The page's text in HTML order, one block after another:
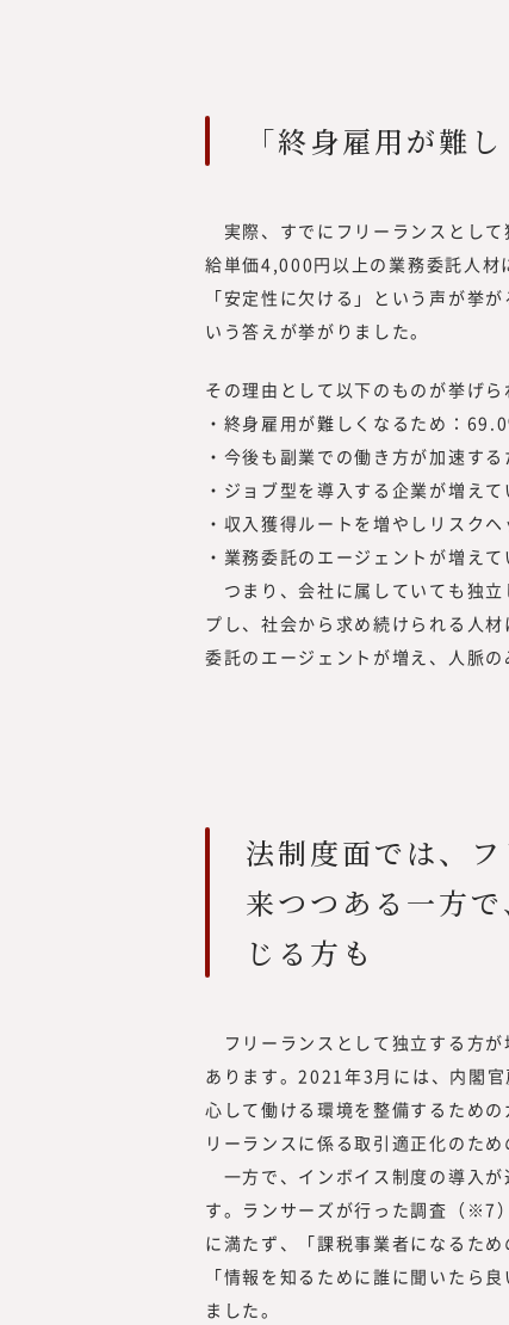
「終身雇用が難
実際、すでにフリーランスとし
給単価4,000円以上の業務委託人材
「安定性に欠ける」という声が挙
いう答えが挙がりました。
その理由として以下のものが挙げら
・終身雇用が難しくなるため：
・今後も副業での働き方が加速す
・ジョブ型を導入する企業が増え
・収入獲得ルートを増やしリスク
・業務委託のエージェントが増え
つまり、会社に属していても独立
プし、社会から求め続けられる人
委託のエージェントが増え、人脈
法制度面では、
来つつある一方
じる方も
フリーランスとして独立する方
あります。2021年3月には、内閣
心して働ける環境を整備するため
リーランスに係る取引適正化のた
一方で、インボイス制度の導入が
す。ランサーズが行った調査（※7
に満たず、「課税事業者になるた
「情報を知るために誰に聞いたら
ました。